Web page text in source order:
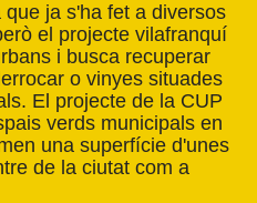
ja s'ha fet a diversos
el projecte vilafranquí
i busca recuperar
o vinyes situades
El projecte de la CUP
verds municipals en
una superfície d'unes
de la ciutat com a